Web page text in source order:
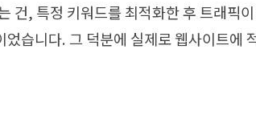
건, 특정 키워드를 최적화한 후 트래픽
습니다. 그 덕분에 실제로 웹사이트에